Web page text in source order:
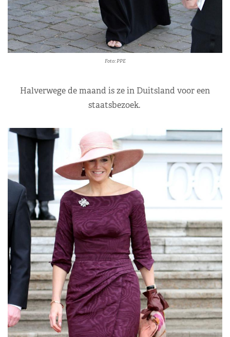
Foto: PPE
Halverwege de maand is ze in Duitsland voor een
staatsbezoek.